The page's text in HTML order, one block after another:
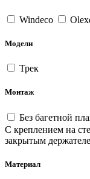
Windeco
Модели
Трек
Монтаж
Без багетной
С креплением на
закрытым
Материал